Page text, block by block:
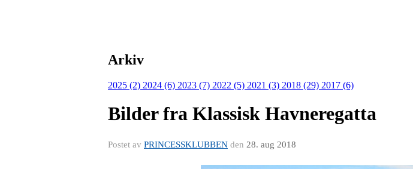
Arkiv
2025 (2) 2024 (6) 2023 (7) 2022 (5) 2021 (3) 2018 (29) 2017 (6)
Bilder fra Klassisk Havneregatta
Postet av PRINCESSKLUBBEN den 28. aug 2018